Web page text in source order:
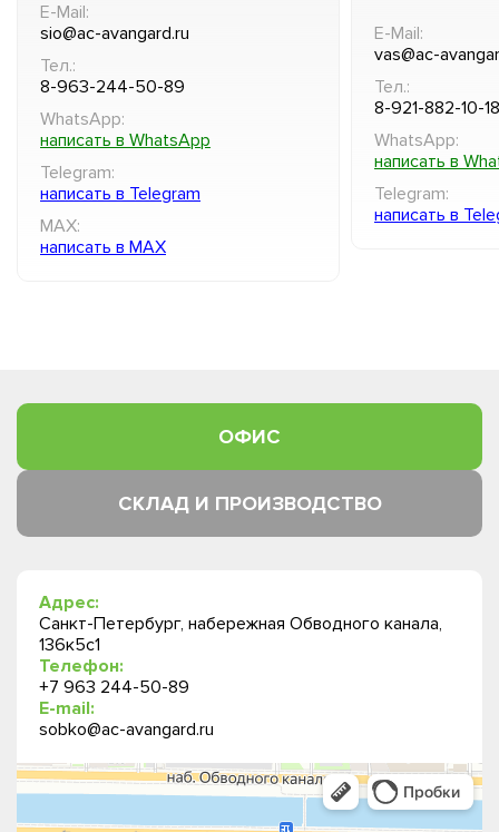
E-Mail:
sio@ac-avangard.ru
Тел.:
8-963-244-50-89
WhatsApp:
написать в WhatsApp
Telegram:
написать в Telegram
MAX:
написать в MAX
E-Mail:
vas@ac-
Тел.:
8-921-882-10-18
WhatsApp:
написать в
Telegram:
написать в
ОФИС
СКЛАД И ПРОИЗВОДСТВО
Адрес:
Санкт-Петербург, набережная Обводного канала,
136к5с1
Телефон:
+7 963 244-50-89
E-mail:
sobko@ac-avangard.ru